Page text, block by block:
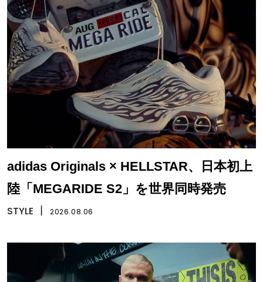
adidas Originals × HELLSTAR、日本初上
陸「MEGARIDE S2」を世界同時発売
STYLE 2026.08.06